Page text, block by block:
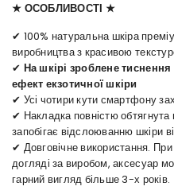
★ ОСОБЛИВОСТІ ★
✔ 100% натуральна шкіра
виробництва з красивою
✔ На шкірі зроблене
ефект екзотичної шкіри
✔ Усі чотири кути смартфону
✔ Накладка повністю обтягнута
запобігає відслоюванню шкіри
✔ Довговічне використання.
догляді за виробом, аксесуар
гарний вигляд більше 3-х років.